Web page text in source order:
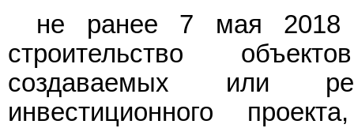
не ранее 7 мая 2018
строительство
создаваемых или
инвестиционного